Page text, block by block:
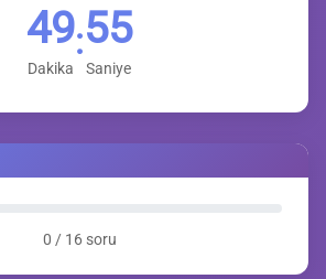
49
Dakika
:55
Saniye
0 / 16 soru